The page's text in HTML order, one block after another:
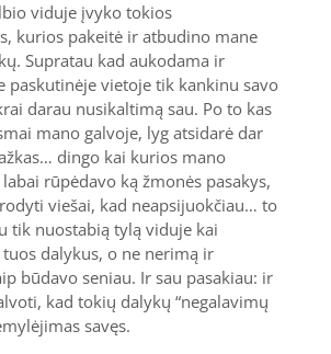
viduje įvyko tokios
kurios pakeitė ir atbudino mane
Supratau kad aukodama ir
paskutinėje vietoje tik kankinu savo
darau nusikaltimą sau. Po to kas
mano galvoje, lyg atsidarė dar
dingo kai kurios mano
rūpėdavo ką žmonės pasakys,
viešai, kad neapsijuokčiau… to
tik nuostabią tylą viduje kai
dalykus, o ne nerimą ir
būdavo seniau. Ir sau pasakiau: ir
kad tokių dalykų “negalavimų
savęs.